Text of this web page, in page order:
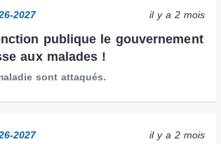
2027 il y a 2 mois
publique le gouvernement
aux malades !
sont attaqués.
2027 il y a 2 mois